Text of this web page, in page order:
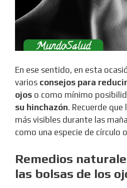
En ese sentido, en esta
varios consejos para
ojos o como mínimo
su hinchazón. Recuerde que
más visibles durante las
como una especie de círculo
Remedios
las bolsas de los